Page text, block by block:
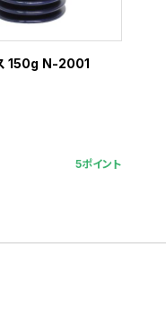
150g N-2001
5ポイント